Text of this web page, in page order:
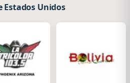
Estados Unidos